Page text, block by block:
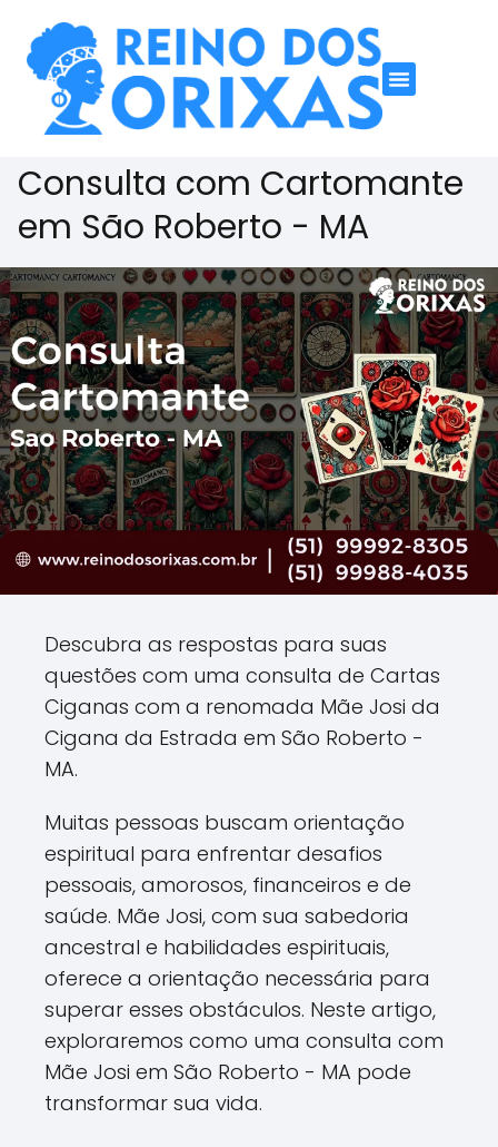
Consulta com Cartomante
em São Roberto - MA
Descubra as respostas para suas
questões com uma consulta de Cartas
Ciganas com a renomada Mãe Josi da
Cigana da Estrada em São Roberto -
MA.
Muitas pessoas buscam orientação
espiritual para enfrentar desafios
pessoais, amorosos, financeiros e de
saúde. Mãe Josi, com sua sabedoria
ancestral e habilidades espirituais,
oferece a orientação necessária para
superar esses obstáculos. Neste artigo,
exploraremos como uma consulta com
Mãe Josi em São Roberto - MA pode
transformar sua vida.